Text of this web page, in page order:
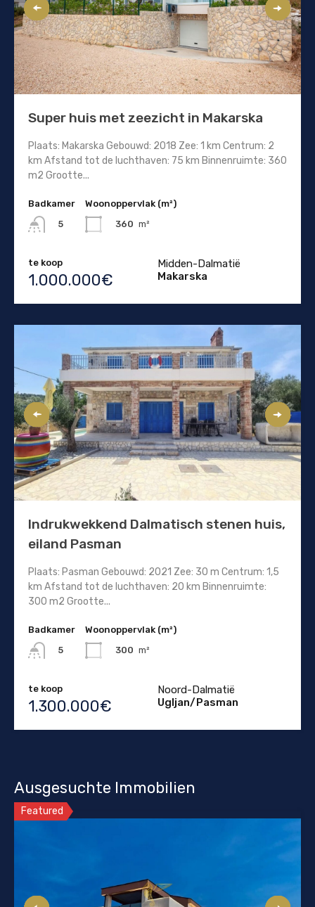
Super huis met zeezicht in Makarska
Plaats: Makarska Gebouwd: 2018 Zee: 1 km Centrum: 2
km Afstand tot de luchthaven: 75 km Binnenruimte: 360
m2 Grootte...
Badkamer
5
Woonoppervlak (m²)
360 m²
te koop
1.000.000€
Midden-Dalmatië
Makarska
Indrukwekkend Dalmatisch stenen huis,
eiland Pasman
Plaats: Pasman Gebouwd: 2021 Zee: 30 m Centrum: 1,5
km Afstand tot de luchthaven: 20 km Binnenruimte:
300 m2 Grootte...
Badkamer
5
Woonoppervlak (m²)
300 m²
te koop
1.300.000€
Noord-Dalmatië
Ugljan/Pasman
Ausgesuchte Immobilien
Featured